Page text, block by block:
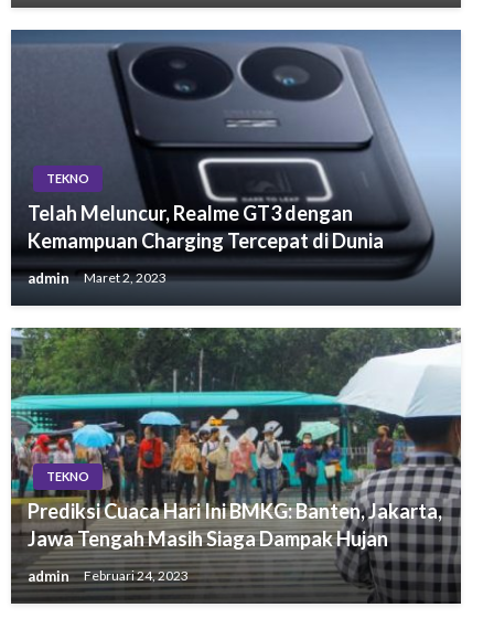
TEKNO
Telah Meluncur, Realme GT3 dengan
Kemampuan Charging Tercepat di Dunia
admin Maret 2, 2023
TEKNO
Prediksi Cuaca Hari Ini BMKG: Banten, Jakarta,
Jawa Tengah Masih Siaga Dampak Hujan
admin Februari 24, 2023